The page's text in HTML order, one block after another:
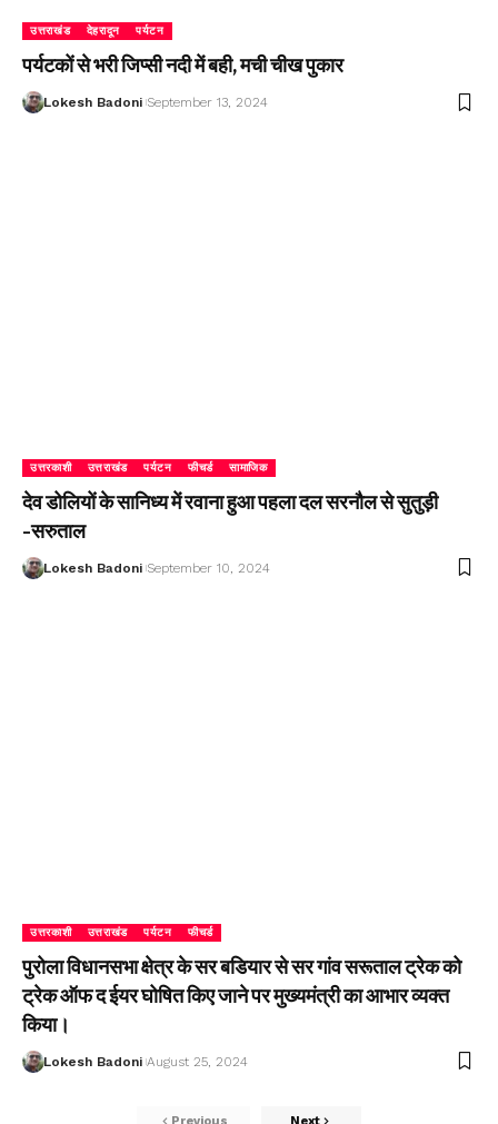
उत्तराखंड देहरादून पर्यटन
पर्यटकों से भरी जिप्सी नदी में बही, मची चीख पुकार
Lokesh Badoni September 13, 2024
उत्तरकाशी उत्तराखंड पर्यटन फीचर्ड सामाजिक
देव डोलियों के सानिध्य में रवाना हुआ पहला दल सरनौल से सुतुड़ी
-सरुताल
Lokesh Badoni September 10, 2024
उत्तरकाशी उत्तराखंड पर्यटन फीचर्ड
पुरोला विधानसभा क्षेत्र के सर बडियार से सर गांव सरूताल ट्रेक को
ट्रेक ऑफ द ईयर घोषित किए जाने पर मुख्यमंत्री का आभार व्यक्त
किया।
Lokesh Badoni August 25, 2024